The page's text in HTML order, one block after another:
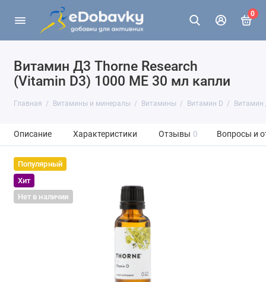
0
Витамин Д3 Thorne Research
(Vitamin D3) 1000 МЕ 30 мл капли
Главная Витамины и минералы Витамины Витамин D Витамин
Описание Характеристики Отзывы 0 Вопросы и
Популярный
Хит
Нет в наличии